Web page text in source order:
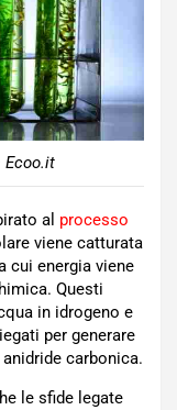
Ecoo.it
al processo
viene catturata
cui energia viene
Questi
in idrogeno e
per generare
carbonica.
le sfide legate